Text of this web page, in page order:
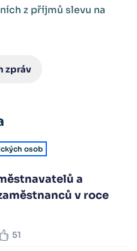
z příjmů slevu na
zpráv
osob
a
v roce
51